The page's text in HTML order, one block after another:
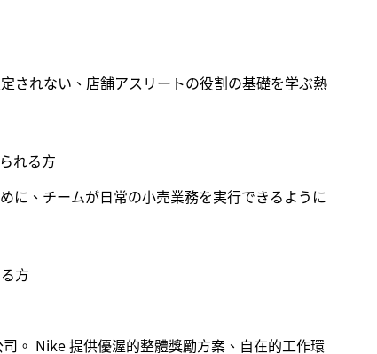
されない、店舗アスリートの役割の基礎を学ぶ熱
れる方
に、チームが日常の小売業務を実行できるように
方
。 Nike 提供優渥的整體獎勵方案、自在的工作環